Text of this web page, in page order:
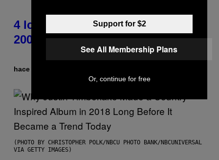
4 Iconic MTV Shows From the
2000s You Definitely Forgot About
hace 3 horas
(PHOTO BY CHRISTOPHER POLK/NBCU PHOTO BANK/NBCUNIVERSAL
VIA GETTY IMAGES)
Support for $2
See All Membership Plans
Or, continue for free